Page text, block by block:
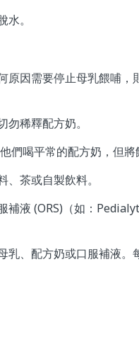
。
因需要停止母乳餵哺，
稀釋配方奶。
們喝平常的配方奶，但將
茶或自製飲料。
補液 (ORS)（如：
、配方奶或口服補液。